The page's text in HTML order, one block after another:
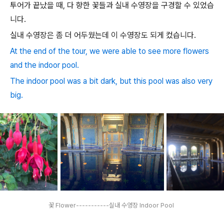
투어가 끝났을 때, 다 향한 꽃들과 실내 수영장을 구경할 수 있었습
니다.
실내 수영장은 좀 더 어두웠는데 이 수영장도 되게 컸습니다.
At the end of the tour, we were able to see more flowers
and the indoor pool.
The indoor pool was a bit dark, but this pool was also very
big.
꽃 Flower-----------실내 수영장 Indoor Pool